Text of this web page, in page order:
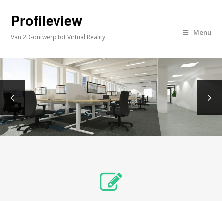
Profileview
Van 2D-ontwerp tot Virtual Reality
Menu